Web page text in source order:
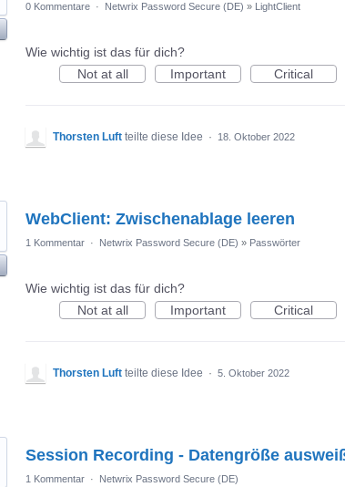
0 Kommentare · Netwrix Password Secure (DE) » LightClient
Wie wichtig ist das für dich?
Not at all
Important Critical
Thorsten Luft teilte diese Idee · 18. Oktober 2022
WebClient: Zwischenablage leeren
1 Kommentar · Netwrix Password Secure (DE) » Passwörter
Wie wichtig ist das für dich?
Not at all
Important Critical
Thorsten Luft teilte diese Idee · 5. Oktober 2022
Session Recording - Datengröße
1 Kommentar · Netwrix Password Secure (DE)